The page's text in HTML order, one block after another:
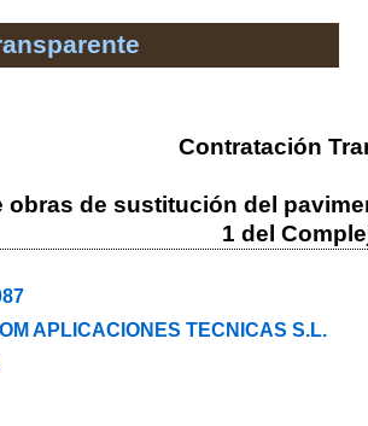
Contratación
obras de sustitución del
1 del
APLICACIONES TECNICAS S.L.